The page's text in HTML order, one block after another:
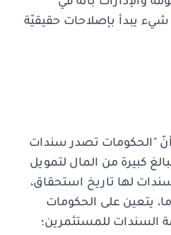
شيء يبدأ بإصلاحات حقيقيّة
"الحكومات تصدر سندات
كبيرة من المال لتمويل
لها تاريخ استحقاق،
يتعين على الحكومات
السندات للمستثمرين؛